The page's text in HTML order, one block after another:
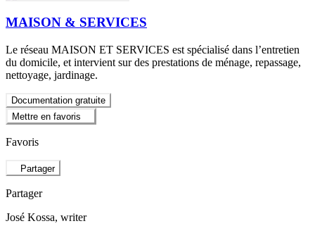
MAISON & SERVICES
Le réseau MAISON ET SERVICES est spécialisé dans l’entretien
du domicile, et intervient sur des prestations de ménage, repassage,
nettoyage, jardinage.
Documentation gratuite
Mettre en favoris
Favoris
Partager
Partager
José Kossa, writer